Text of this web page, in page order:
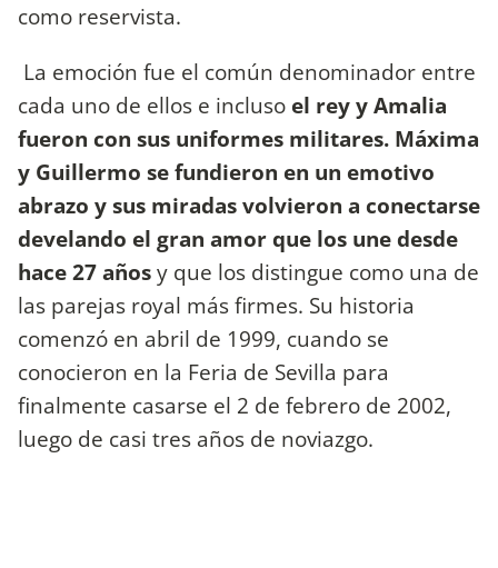
como reservista.
La emoción fue el común denominador entre
cada uno de ellos e incluso el rey y Amalia
fueron con sus uniformes militares. Máxima
y Guillermo se fundieron en un emotivo
abrazo y sus miradas volvieron a conectarse
develando el gran amor que los une desde
hace 27 añosy que los distingue como una de
las parejas royal más firmes. Su historia
comenzó en abril de 1999, cuando se
conocieron en la Feria de Sevilla para
finalmente casarse el 2 de febrero de 2002,
luego de casi tres años de noviazgo.